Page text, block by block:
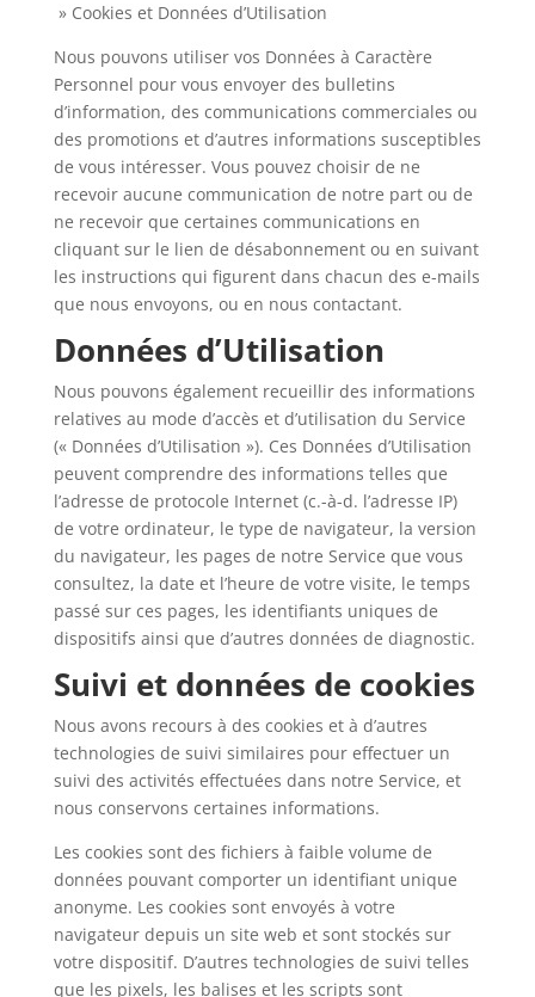
» Cookies et Données d’Utilisation
Nous pouvons utiliser vos Données à Caractère
Personnel pour vous envoyer des bulletins
d’information, des communications commerciales ou
des promotions et d’autres informations susceptibles
de vous intéresser. Vous pouvez choisir de ne
recevoir aucune communication de notre part ou de
ne recevoir que certaines communications en
cliquant sur le lien de désabonnement ou en suivant
les instructions qui figurent dans chacun des e-mails
que nous envoyons, ou en nous contactant.
Données d’Utilisation
Nous pouvons également recueillir des informations
relatives au mode d’accès et d’utilisation du Service
(« Données d’Utilisation »). Ces Données d’Utilisation
peuvent comprendre des informations telles que
l’adresse de protocole Internet (c.-à-d. l’adresse IP)
de votre ordinateur, le type de navigateur, la version
du navigateur, les pages de notre Service que vous
consultez, la date et l’heure de votre visite, le temps
passé sur ces pages, les identifiants uniques de
dispositifs ainsi que d’autres données de diagnostic.
Suivi et données de cookies
Nous avons recours à des cookies et à d’autres
technologies de suivi similaires pour effectuer un
suivi des activités effectuées dans notre Service, et
nous conservons certaines informations.
Les cookies sont des fichiers à faible volume de
données pouvant comporter un identifiant unique
anonyme. Les cookies sont envoyés à votre
navigateur depuis un site web et sont stockés sur
votre dispositif. D’autres technologies de suivi telles
que les pixels, les balises et les scripts sont